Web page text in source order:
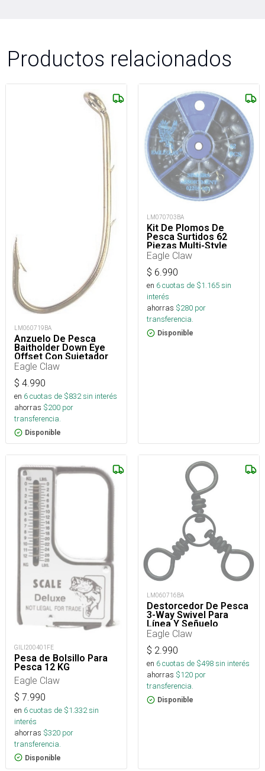
Productos relacionados
LM060719BA
Anzuelo De Pesca
Baitholder Down Eye
Offset Con Sujetador
De Carnada
Eagle Claw
$ 4.990
en 6cuotas de $832sin interés
ahorras $200 por
transferencia.
Disponible
LM070703BA
Kit De Plomos De
Pesca Surtidos 62
Piezas Multi-Style
Sinker Assortment
Eagle Claw
$ 6.990
en 6cuotas de $1.165sin
interés
ahorras $280 por
transferencia.
Disponible
GILI200401FE
Pesa de Bolsillo Para
Pesca 12 KG
Eagle Claw
$ 7.990
en 6cuotas de $1.332sin
interés
ahorras $320 por
transferencia.
Disponible
LM060716BA
Destorcedor De Pesca
3-Way Swivel Para
Línea Y Señuelo
Eagle Claw
$ 2.990
en 6cuotas de $498sin interés
ahorras $120 por
transferencia.
Disponible